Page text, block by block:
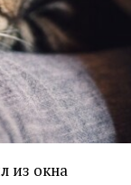
из окна